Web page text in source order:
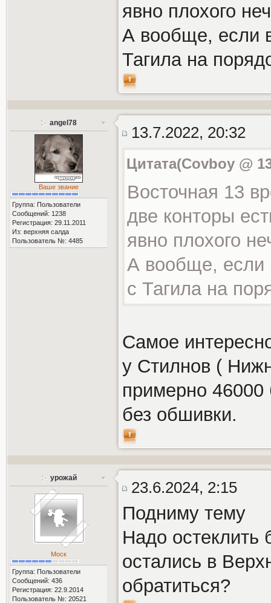
явно плохого
А вообще, если
Тагила на
angel78
Ваше звание
Группа: Пользователи
Сообщений: 1238
Регистрация: 29.11.2011
Из: верхняя салда
Пользователь №: 4485
13.7.2022, 20:32
Цитата(Covboy @
Восточная 13
две конторы
явно плохого
А вообще, если
с Тагила на
Самое
у Стилнов (
примерно
без обшивки.
урожай
Моск
Группа: Пользователи
Сообщений: 436
Регистрация: 22.9.2014
Пользователь №: 20521
23.6.2024, 2:15
Подниму тему
Надо
остались в
обратиться?